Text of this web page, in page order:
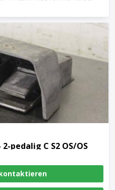
pedalig C S2 OS/OS